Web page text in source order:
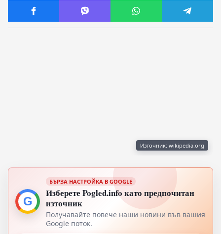
Източник: wikipedia.org
G
БЪРЗА НАСТРОЙКА В GOOGLE
Изберете Pogled.info като предпочитан
източник
Получавайте повече наши новини във вашия
Google поток.